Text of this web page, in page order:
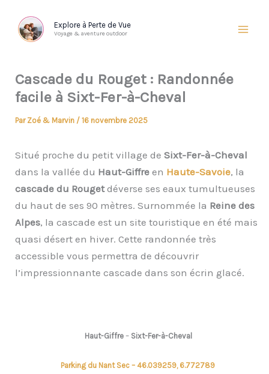
contenu
Explore à Perte de Vue
Voyage & aventure outdoor
Cascade du Rouget : Randonnée
facile à Sixt-Fer-à-Cheval
Par Zoé & Marvin / 16 novembre 2025
Situé proche du petit village de Sixt-Fer-à-Cheval
dans la vallée du Haut-Giffre en Haute-Savoie, la
cascade du Rougetdéverse ses eaux tumultueuses
du haut de ses 90 mètres. Surnommée la Reine des
Alpes, la cascade est un site touristique en été mais
quasi désert en hiver. Cette randonnée très
accessible vous permettra de découvrir
l’impressionnante cascade dans son écrin glacé.
Haut-Giffre – Sixt-Fer-à-Cheval
Parking du Nant Sec – 46.039259, 6.772789